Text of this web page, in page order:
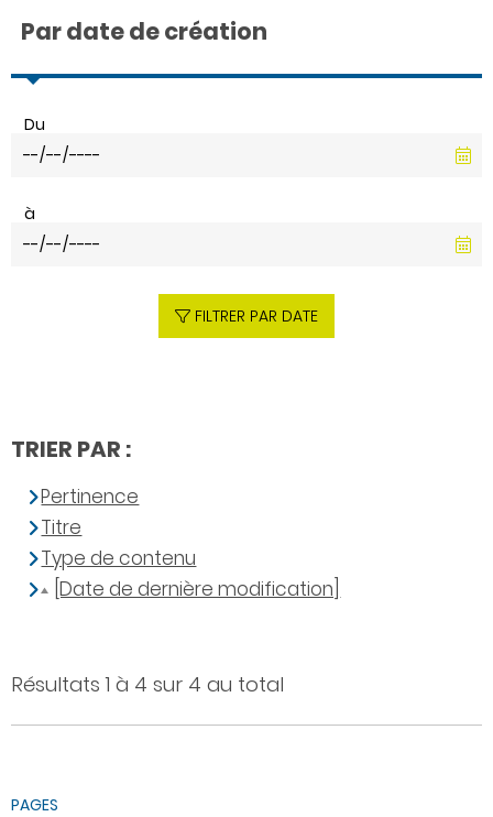
Résultats 1 à 4 sur 4 au total
PAGES
Par date de création
Du
à
FILTRER PAR DATE
TRIER PAR :
Pertinence
Titre
Type de contenu
[Date de dernière modification]